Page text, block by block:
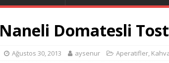
Naneli Domatesli Tost
Ağustos 30, 2013 aysenur Aperatifler,